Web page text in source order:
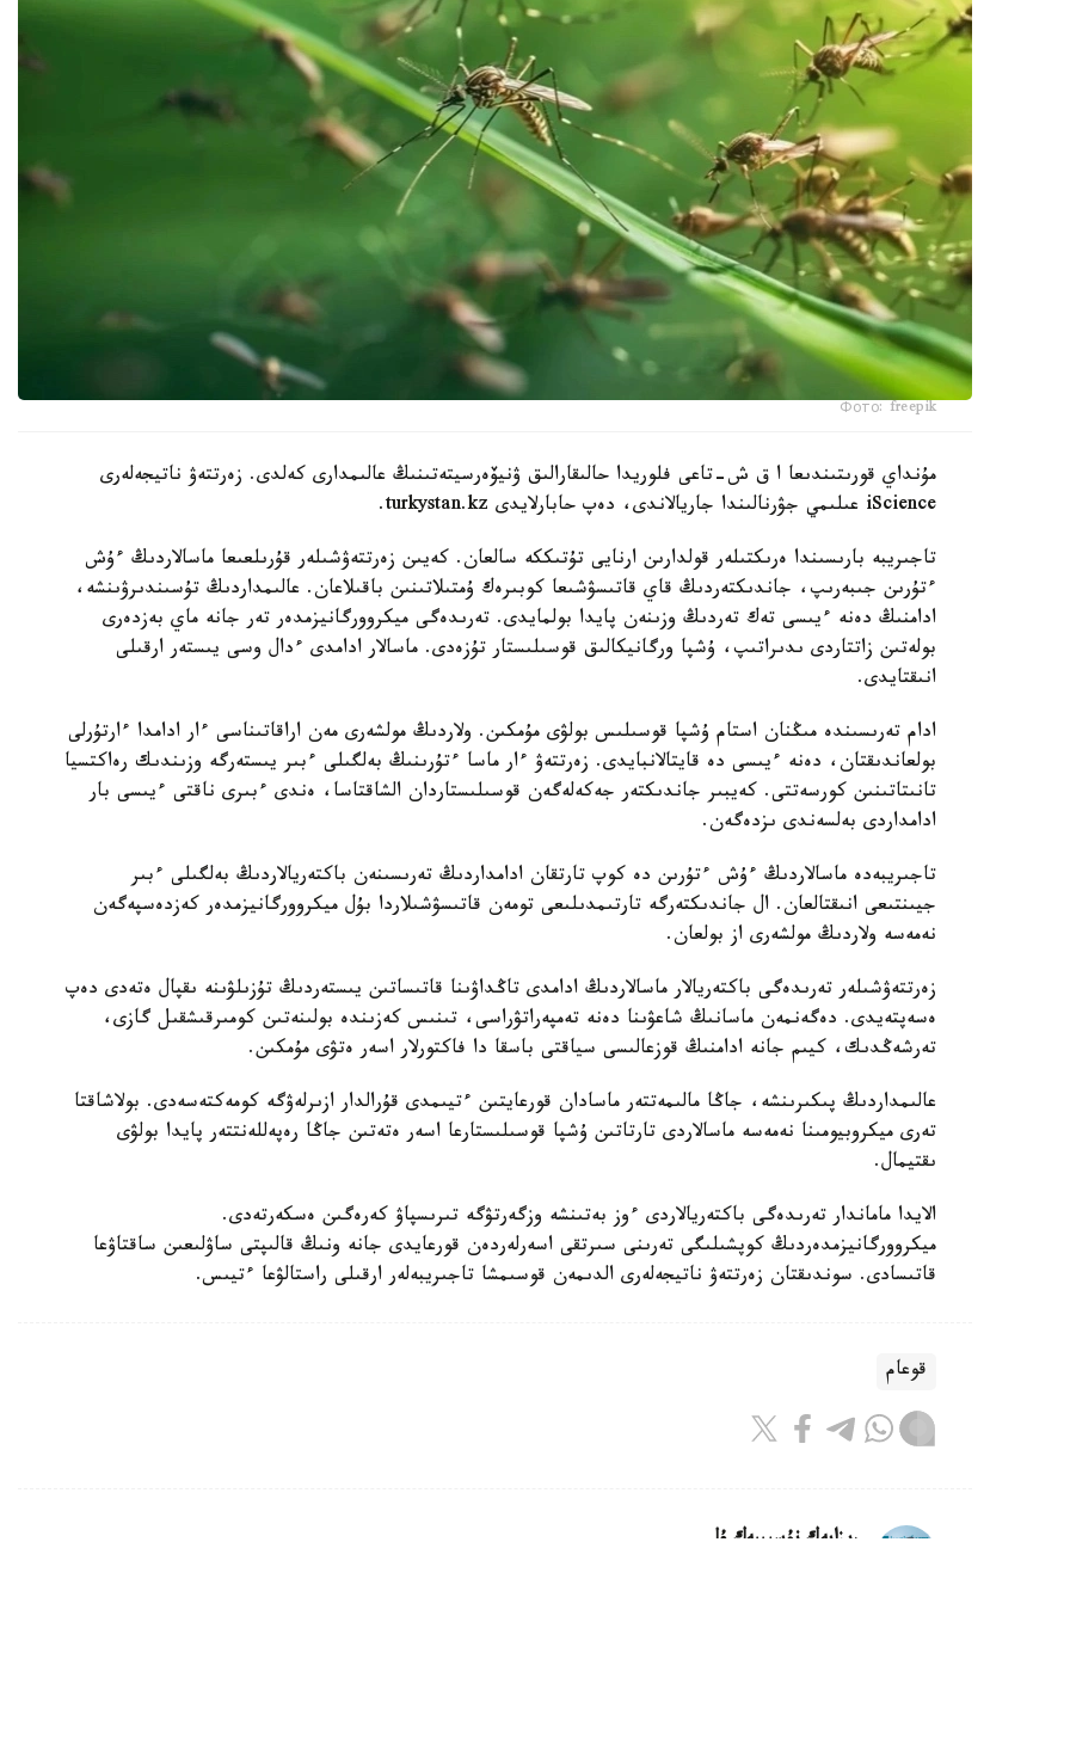
Фото: freepik
مۇنداي قورىتىندىعا ا ق ش-تاعى فلوريدا حالىقارالىق ۋنيۆەرسيتەتىنىڭ عالىمدارى كەلدى. زەرتتەۋ ناتيجەلەرى
iScience عىلىمي جۋرنالىندا جاريالاندى، دەپ حابارلايدى turkystan.kz.
تاجىريبە بارىسىندا ەرىكتىلەر قولدارىن ارنايى تۇتىككە سالعان. كەيىن زەرتتەۋشىلەر قۇرىلعىعا ماسالاردىڭ ءۇش
ءتۇرىن جىبەرىپ، جاندىكتەردىڭ قاي قاتىسۋشىعا كوبىرەك ۇمتىلاتىنىن باقىلاعان. عالىمداردىڭ تۇسىندىرۋىنشە،
ادامنىڭ دەنە ءيىسى تەك تەردىڭ وزىنەن پايدا بولمايدى. تەرىدەگى ميكروورگانيزمدەر تەر جانە ماي بەزدەرى
بولەتىن زاتتاردى ىدىراتىپ، ۇشپا ورگانيكالىق قوسىلىستار تۇزەدى. ماسالار ادامدى ءدال وسى يىستەر ارقىلى
انىقتايدى.
ادام تەرىسىندە مىڭنان استام ۇشپا قوسىلىس بولۋى مۇمكىن. ولاردىڭ مولشەرى مەن اراقاتىناسى ءار ادامدا ءارتۇرلى
بولعاندىقتان، دەنە ءيىسى دە قايتالانبايدى. زەرتتەۋ ءار ماسا ءتۇرىنىڭ بەلگىلى ءبىر يىستەرگە وزىندىك رەاكتسيا
تانىتاتىنىن كورسەتتى. كەيبىر جاندىكتەر جەكەلەگەن قوسىلىستاردان الشاقتاسا، ەندى ءبىرى ناقتى ءيىسى بار
ادامداردى بەلسەندى ىزدەگەن.
تاجىريبەدە ماسالاردىڭ ءۇش ءتۇرىن دە كوپ تارتقان ادامداردىڭ تەرىسىنەن باكتەريالاردىڭ بەلگىلى ءبىر
جيىنتىعى انىقتالعان. ال جاندىكتەرگە تارتىمدىلىعى تومەن قاتىسۋشىلاردا بۇل ميكروورگانيزمدەر كەزدەسپەگەن
نەمەسە ولاردىڭ مولشەرى از بولعان.
زەرتتەۋشىلەر تەرىدەگى باكتەريالار ماسالاردىڭ ادامدى تاڭداۋىنا قاتىساتىن يىستەردىڭ تۇزىلۋىنە ىقپال ەتەدى دەپ
ەسەپتەيدى. دەگەنمەن ماسانىڭ شاعۋىنا دەنە تەمپەراتۋراسى، تىنىس كەزىندە بولىنەتىن كومىرقىشقىل گازى،
تەرشەڭدىك، كيىم جانە ادامنىڭ قوزعالىسى سياقتى باسقا دا فاكتورلار اسەر ەتۋى مۇمكىن.
عالىمداردىڭ پىكىرىنشە، جاڭا مالىمەتتەر ماسادان قورعايتىن ءتيىمدى قۇرالدار ازىرلەۋگە كومەكتەسەدى. بولاشاقتا
تەرى ميكروبيومىنا نەمەسە ماسالاردى تارتاتىن ۇشپا قوسىلىستارعا اسەر ەتەتىن جاڭا رەپەللەنتتەر پايدا بولۋى
ىقتيمال.
الايدا ماماندار تەرىدەگى باكتەريالاردى ءوز بەتىنشە وزگەرتۋگە تىرىسپاۋ كەرەگىن ەسكەرتەدى.
ميكروورگانيزمدەردىڭ كوپشىلىگى تەرىنى سىرتقى اسەرلەردەن قورعايدى جانە ونىڭ قالىپتى ساۋلىعىن ساقتاۋعا
قاتىسادى. سوندىقتان زەرتتەۋ ناتيجەلەرى الدىمەن قوسىمشا تاجىريبەلەر ارقىلى راستالۋعا ءتيىس.
قوعام
ريزابەك نۇسىپبەك ۇلى